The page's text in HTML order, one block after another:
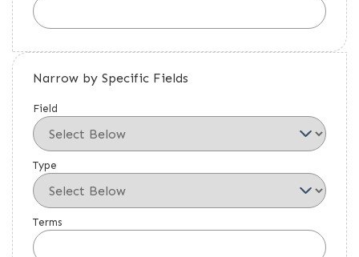
Narrow by Specific Fields
Field
Type
Terms